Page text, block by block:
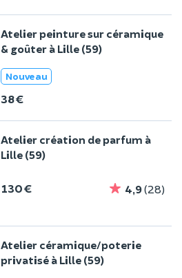
Atelier peinture sur céramique
& goûter à Lille (59)
Nouveau
38 €
Atelier création de parfum à
Lille (59)
130 € 4,9(28)
Atelier céramique/poterie
privatisé à Lille (59)